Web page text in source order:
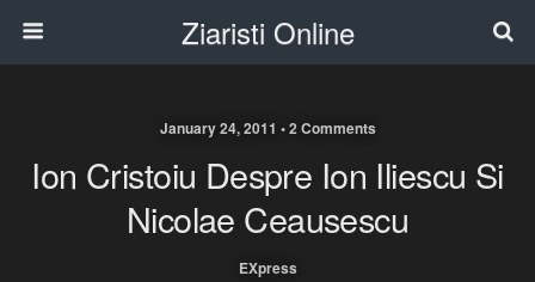
Ziaristi Online
January 24, 2011 • 2 Comments
Ion Cristoiu Despre Ion Iliescu Si
Nicolae Ceausescu
EXpress